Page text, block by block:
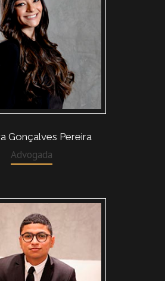
Gonçalves Pereira
Advogada